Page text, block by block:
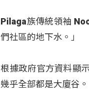
Pilaga族傳統領袖
們社區的地下水。」
根據政府官方資料顯
幾乎全部都是大廈谷。